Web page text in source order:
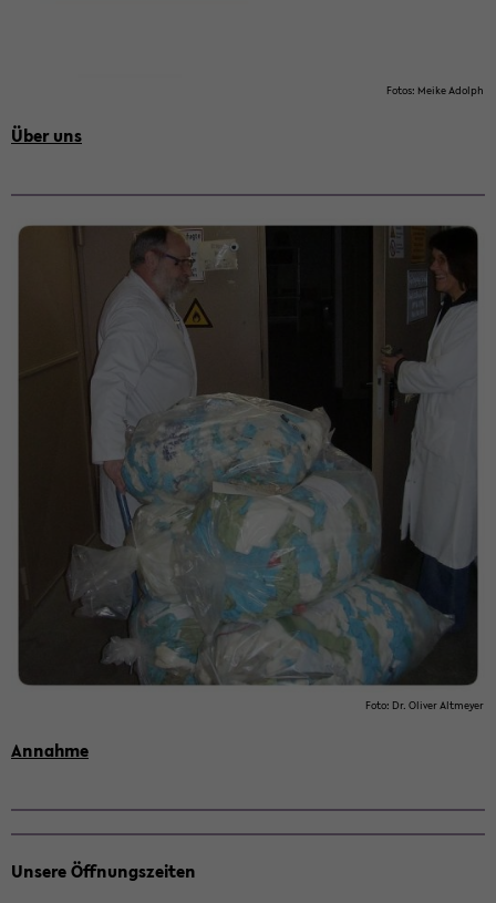
Fotos: Meike Adolph
Über uns
Foto: Dr. Oli­ver Alt­mey­er
An­nah­me
Un­se­re Öff­nungs­zei­ten